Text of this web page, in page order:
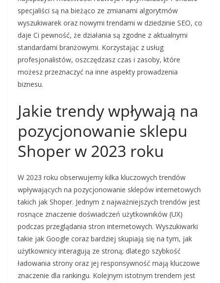
specjaliści są na bieżąco ze zmianami algorytmów
wyszukiwarek oraz nowymi trendami w dziedzinie SEO, co
daje Ci pewność, że działania są zgodne z aktualnymi
standardami branżowymi. Korzystając z usług
profesjonalistów, oszczędzasz czas i zasoby, które
możesz przeznaczyć na inne aspekty prowadzenia
biznesu.
Jakie trendy wpływają na
pozycjonowanie sklepu
Shoper w 2023 roku
W 2023 roku obserwujemy kilka kluczowych trendów
wpływających na pozycjonowanie sklepów internetowych
takich jak Shoper. Jednym z najważniejszych trendów jest
rosnące znaczenie doświadczeń użytkowników (UX)
podczas przeglądania stron internetowych. Wyszukiwarki
takie jak Google coraz bardziej skupiają się na tym, jak
użytkownicy interagują ze stroną; dlatego szybkość
ładowania strony oraz jej responsywność mają kluczowe
znaczenie dla rankingu. Kolejnym istotnym trendem jest